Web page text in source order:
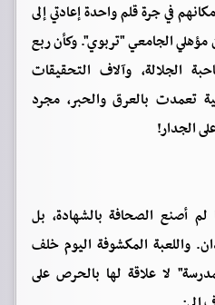
في جرة قلم واحدة إعادتي إلى
الجامعي "تربوي". وكأن ربع
الجلالة، وآلاف التحقيقات
وثيقة رسمية تعمدت بالعرق والحبر، مجرد
الجدار!
لم أصنع الصحافة بالشهادة، بل
واللعبة المكشوفة اليوم خلف
لا علاقة لها بالحرص على